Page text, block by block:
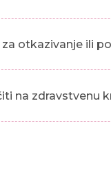
otkazivanje ili
na zdravstvenu